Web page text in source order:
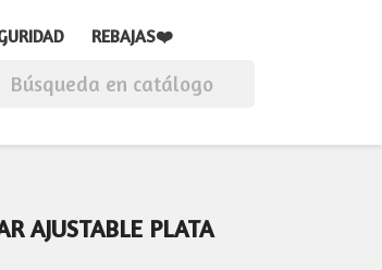
REBAJAS❤️
AJUSTABLE PLATA